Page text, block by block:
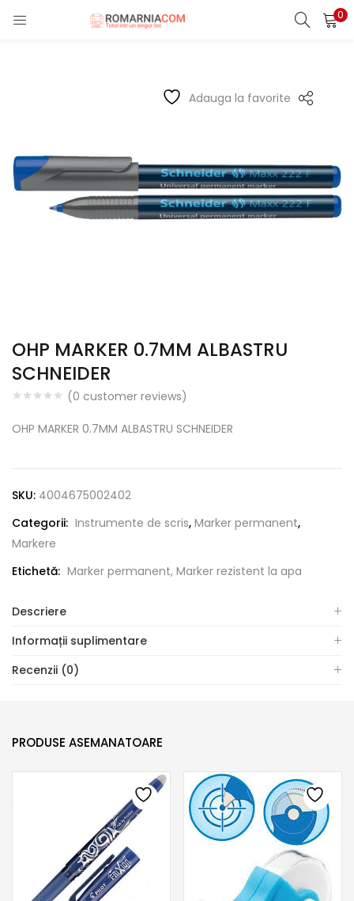
0
LOGIN REGISTER
Remember me
Adauga la favorite
OHP MARKER 0.7MM ALBASTRU
SCHNEIDER
(0 customer reviews)
OHP MARKER 0.7MM ALBASTRU SCHNEIDER
SKU: 4004675002402
Categorii: Instrumente de scris, Marker permanent,
Markere
Etichetă: Marker permanent, Marker rezistent la apa
Descriere
Informații suplimentare
Recenzii (0)
PRODUSE ASEMANATOARE